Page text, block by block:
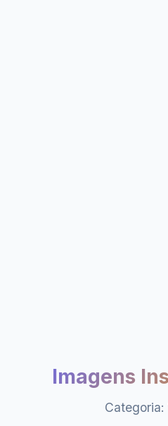
Imagens
Categoria: